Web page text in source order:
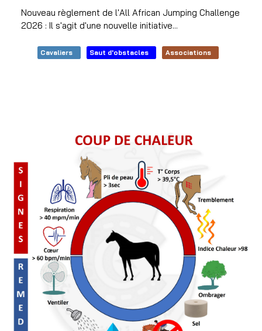
Nouveau règlement de l'All African Jumping Challenge
2026 : Il s'agit d'une nouvelle initiative...
Cavaliers Saut d'obstacles Associations